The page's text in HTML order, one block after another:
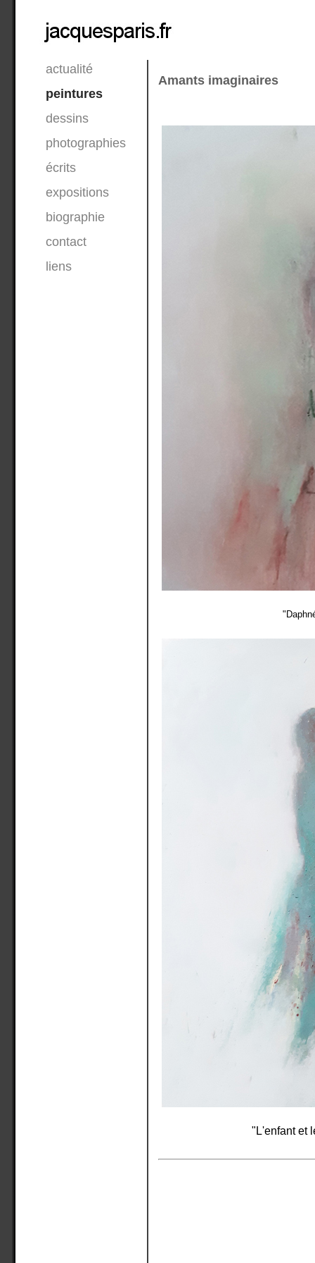
actualité
peintures
dessins
photographies
écrits
expositions
biographie
contact
liens
Amants imaginaires
"L'enfant et